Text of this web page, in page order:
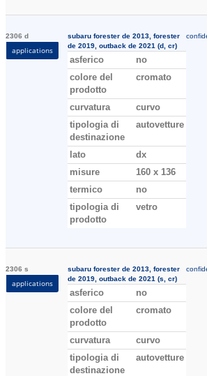
2306 d
applications
subaru forester de 2013, forester
de 2019, outback de 2021 (d, cr)
asferico
no
colore del
prodotto
cromato
curvatura
curvo
tipologia di
destinazione
autovetture
lato
dx
misure
160 x 136
termico
no
tipologia di
prodotto
vetro
2306 s
applications
subaru forester de 2013, forester
de 2019, outback de 2021 (s, cr)
asferico
no
colore del
prodotto
cromato
curvatura
curvo
tipologia di
destinazione
autovetture